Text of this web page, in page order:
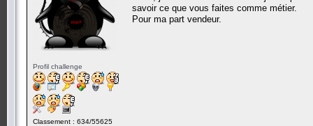
Profil challenge
Classement : 634/55625
savoir ce que vous faites comme métier.
Pour ma part vendeur.